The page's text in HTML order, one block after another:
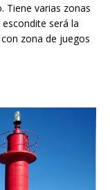
Tiene varias zonas
será la
zona de juegos